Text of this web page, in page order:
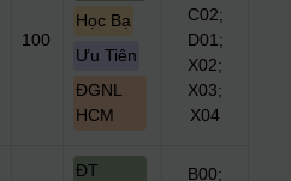
100
Học Bạ
Ưu Tiên
ĐGNL
HCM
C02;
D01;
X02;
X03;
X04
ĐT
B00;